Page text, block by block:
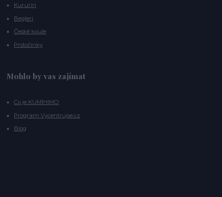
Kururin
Begleri
České koule
Prstočínky
Mohlo by vas zajímat
Co je KUMIHIMO
Program Vycentrujse.cz
Blog